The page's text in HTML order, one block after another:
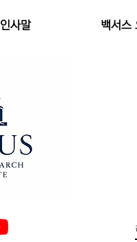
인사말 백서스